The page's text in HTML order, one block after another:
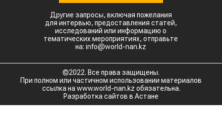
Другие запросы, включая пожелания
для интервью, предоставления статей,
исследований или информацию о
тематических мероприятиях, отправьте
на: info@world-nan.kz
©2022. Все права защищены.
При полном или частичном использовании материалов
ссылка на www.world-nan.kz обязательна.
Разработка сайтов в Астане